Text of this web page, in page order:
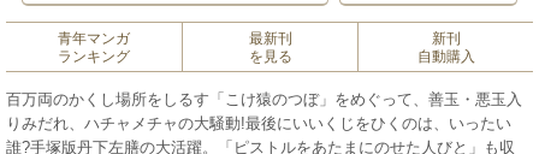
青年マンガ
ランキング
最新刊
を見る
新刊
自動購入
百万両のかくし場所をしるす「こけ猿のつぼ」をめぐって、善玉・悪玉入
りみだれ、ハチャメチャの大騒動!最後にいいくじをひくのは、いったい
誰?手塚版丹下左膳の大活躍。「ピストルをあたまにのせた人びと」も収